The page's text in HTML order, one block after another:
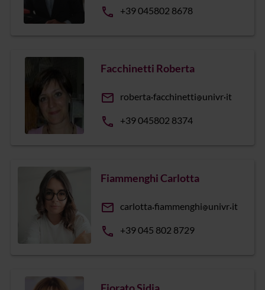
phone +39 045802 8678
Facchinetti Roberta
email roberta facchinetti univr it
phone +39 045802 8374
Fiammenghi Carlotta
email carlotta fiammenghi univr it
phone +39 045 802 8729